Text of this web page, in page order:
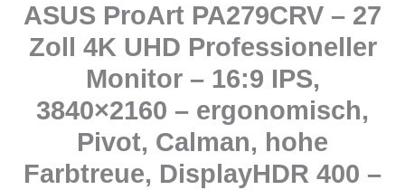
ASUS ProArt PA279CRV – 27
Zoll 4K UHD Professioneller
Monitor – 16:9 IPS,
3840×2160 – ergonomisch,
Pivot, Calman, hohe
Farbtreue, DisplayHDR 400 –